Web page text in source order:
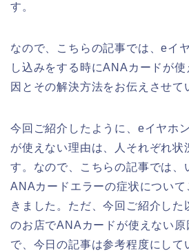
す。
なので、こちらの記事では、eイ
し込みをする時にANAカードが
因とその解決方法をお伝えさせて
今回ご紹介したように、eイヤホ
が使えない理由は、人それぞれ状
す。なので、こちらの記事では、
ANAカードエラーの症状につい
きました。ただ、今回ご紹介した
のお店でANAカードが使えない
で、今日の記事は参考程度にして